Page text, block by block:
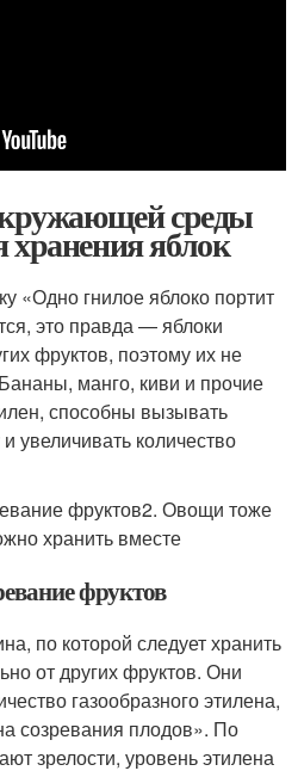
среды
яблок
«Одно гнилое яблоко портит
это правда — яблоки
фруктов, поэтому их не
манго, киви и прочие
способны вызывать
увеличивать количество
фруктов2. Овощи тоже
хранить вместе
фруктов
по которой следует хранить
от других фруктов. Они
газообразного этилена,
созревания плодов». По
зрелости, уровень этилена